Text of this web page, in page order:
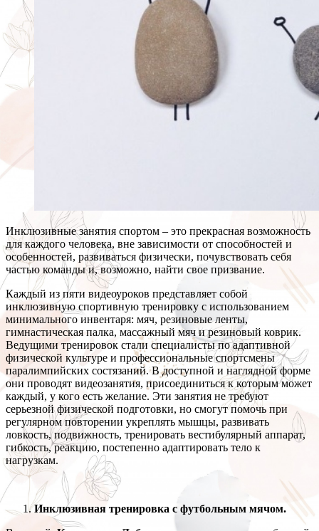
Инклюзивные занятия спортом – это прекрасная возможность
для каждого человека, вне зависимости от способностей и
особенностей, развиваться физически, почувствовать себя
частью команды и, возможно, найти свое призвание.
Каждый из пяти видеоуроков представляет собой
инклюзивную спортивную тренировку с использованием
минимального инвентаря: мяч, резиновые ленты,
гимнастическая палка, массажный мяч и резиновый коврик.
Ведущими тренировок стали специалисты по адаптивной
физической культуре и профессиональные спортсмены
паралимпийских состязаний. В доступной и наглядной форме
они проводят видеозанятия, присоединиться к которым может
каждый, у кого есть желание. Эти занятия не требуют
серьезной физической подготовки, но смогут помочь при
регулярном повторении укреплять мышцы, развивать
ловкость, подвижность, тренировать вестибулярный аппарат,
гибкость, реакцию, постепенно адаптировать тело к
нагрузкам.
Инклюзивная тренировка с футбольным мячом.